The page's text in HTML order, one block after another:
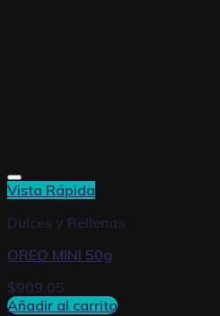
Vista Rápida
Dulces y Rellenas
OREO MINI 50g
$909,05
Añadir al carrito